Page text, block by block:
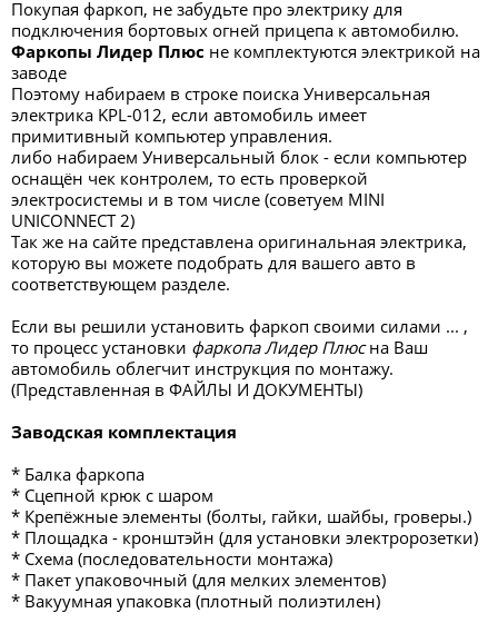
Покупая фаркоп, не забудьте про электрику для
подключения бортовых огней прицепа к автомобилю.
Фаркопы Лидер Плюс не комплектуются электрикой на
заводе
Поэтому набираем в строке поиска Универсальная
электрика KPL-012, если автомобиль имеет
примитивный компьютер управления.
либо набираем Универсальный блок - если компьютер
оснащён чек контролем, то есть проверкой
электросистемы и в том числе (советуем MINI
UNICONNECT 2)
Так же на сайте представлена оригинальная электрика,
которую вы можете подобрать для вашего авто в
соответствующем разделе.
Если вы решили установить фаркоп своими силами ... ,
то процесс установки фаркопа Лидер Плюсна Ваш
автомобиль облегчит инструкция по монтажу.
(Представленная в ФАЙЛЫ И ДОКУМЕНТЫ)
Заводская комплектация
* Балка фаркопа
* Сцепной крюк с шаром
* Крепёжные элементы (болты, гайки, шайбы, гроверы.)
* Площадка - кронштэйн (для установки электророзетки)
* Схема (последовательности монтажа)
* Пакет упаковочный (для мелких элементов)
* Вакуумная упаковка (плотный полиэтилен)